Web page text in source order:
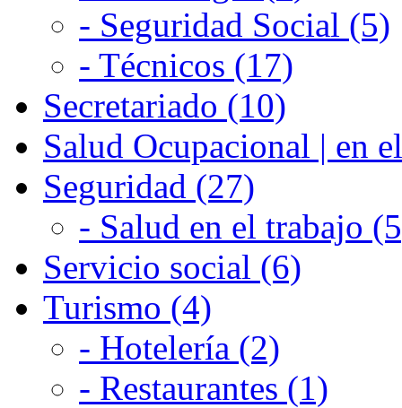
- Seguridad Social (5)
- Técnicos (17)
Secretariado (10)
Salud Ocupacional | en
Seguridad (27)
- Salud en el trabajo
Servicio social (6)
Turismo (4)
- Hotelería (2)
- Restaurantes (1)